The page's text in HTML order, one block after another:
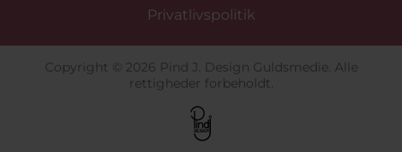
Privatlivspolitik
Copyright © 2026 Pind J. Design Guldsmedie. Alle
rettigheder forbeholdt.